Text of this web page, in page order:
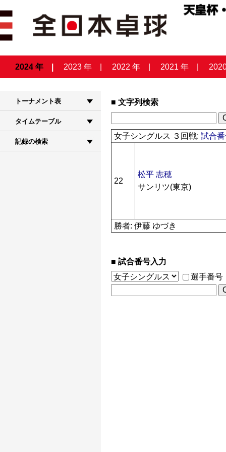
2024 年 2023 年 2022 年 2021 年
トーナメント表
タイムテーブル
記録の検索
文字列検索
女子シングルス ３回戦:試合
22
松平 志穂
サンリツ(東京)
勝者: 伊藤 ゆづき
試合番号入力
選手番号